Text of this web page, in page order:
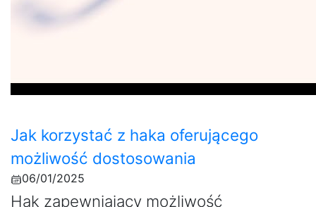
Jak korzystać z haka oferującego
możliwość dostosowania
06/01/2025
Hak zapewniający możliwość